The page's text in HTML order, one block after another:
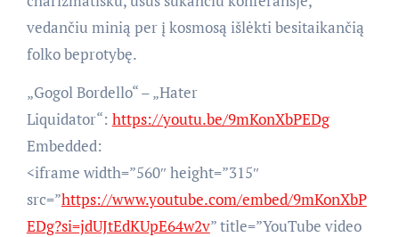
vedančiu minią per į kosmosą išlėkti besitaikančią
folko beprotybę.
„Gogol Bordello“ – „Hater
Liquidator“: https://youtu.be/9mKonXbPEDg
Embedded:
<iframe width=”560″ height=”315″
src=”https://www.youtube.com/embed/9mKonXbP
EDg?si=jdUJtEdKUpE64w2v” title=”YouTube video